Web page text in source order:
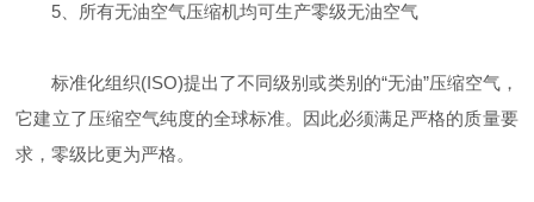
5、所有无油空气压缩机均可生产零级无油空气
标准化组织(ISO)提出了不同级别或类别的“无油”压缩空气，
它建立了压缩空气纯度的全球标准。因此必须满足严格的质量要
求，零级比更为严格。